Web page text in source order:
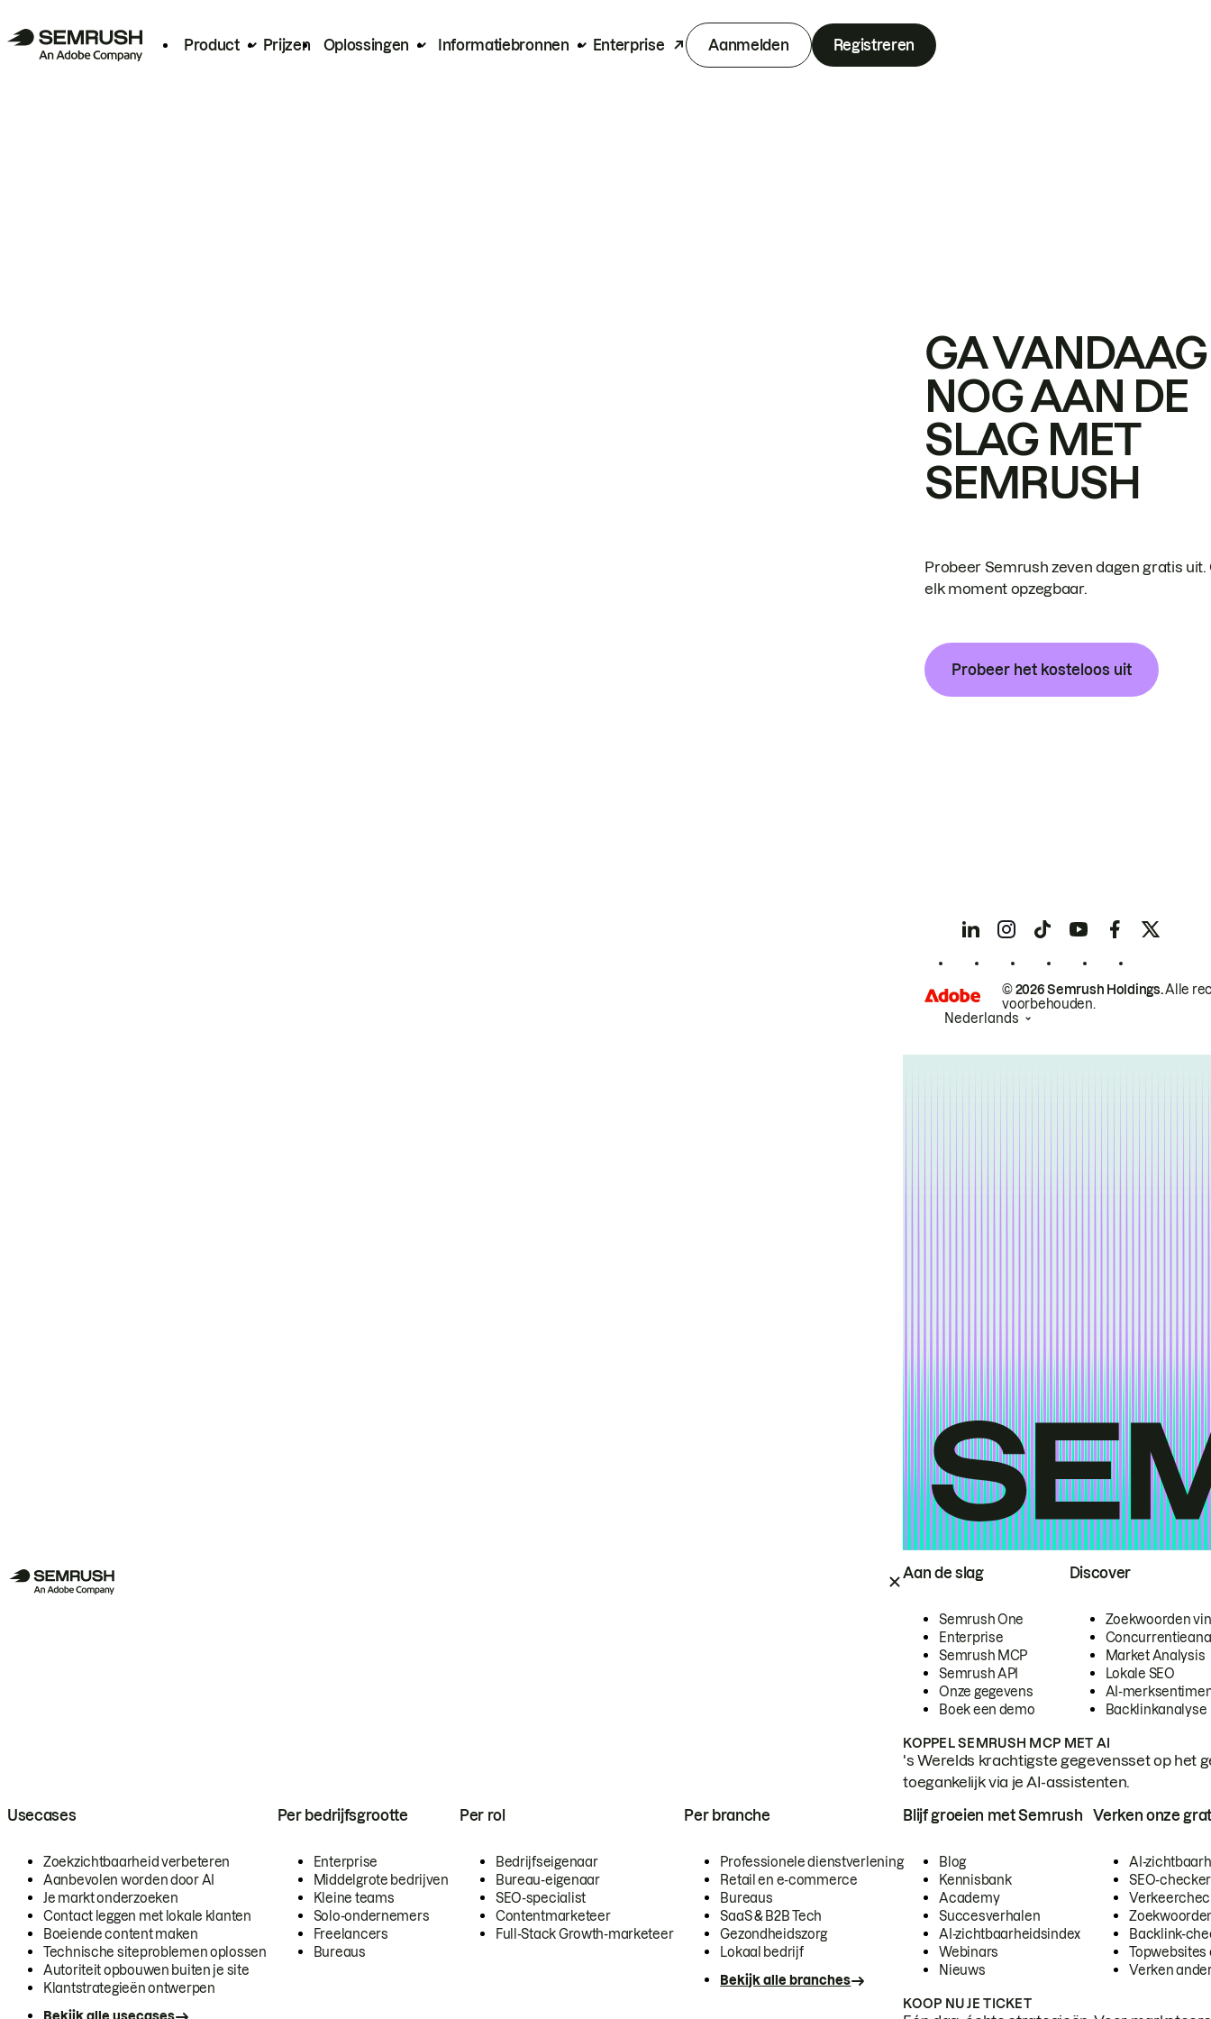
Product Prijzen Oplossingen Informatiebronnen Enterprise Aanmelden Registreren
Aan de slag
Semrush One
Enterprise
Semrush MCP
Semrush API
Onze gegevens
Boek een demo
Discover
Zoekwoorden
Market Analysis
Lokale SEO
AI-
Backlinkanalyse
KOPPEL SEMRUSH MCP MET AI
's Werelds krachtigste gegevensset op het
toegankelijk via je AI-assistenten.
Usecases
Zoekzichtbaarheid verbeteren
Aanbevolen worden door AI
Je markt onderzoeken
Contact leggen met lokale klanten
Boeiende content maken
Technische siteproblemen oplossen
Autoriteit opbouwen buiten je site
Klantstrategieën ontwerpen
Per bedrijfsgrootte
Enterprise
Middelgrote bedrijven
Kleine teams
Solo-ondernemers
Freelancers
Bureaus
Per rol
Bedrijfseigenaar
Bureau-eigenaar
SEO-specialist
Contentmarketeer
Full-Stack Growth-marketeer
Per branche
Professionele dienstverlening
Retail en e-commerce
Bureaus
SaaS & B2B Tech
Gezondheidszorg
Lokaal bedrijf
Bekijk alle branches
Blijf groeien met Semrush
Blog
Kennisbank
Academy
Succesverhalen
AI-zichtbaarheidsindex
Webinars
Nieuws
Verken onze
AI-
SEO-checker
Backlink-
Topwebsites
Verken
KOOP NU JE TICKET
GA VANDAAG
NOG AAN DE
SLAG MET
SEMRUSH
Probeer Semrush zeven dagen gratis uit.
elk moment opzegbaar.
Probeer het kosteloos uit
© 2026 Semrush Holdings.Alle
voorbehouden.
Nederlands